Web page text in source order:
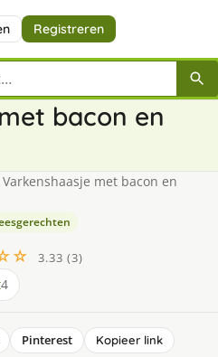
Registreren
bacon en
Varkenshaasje met bacon en
3.33 (3)
4
Pinterest
Kopieer link